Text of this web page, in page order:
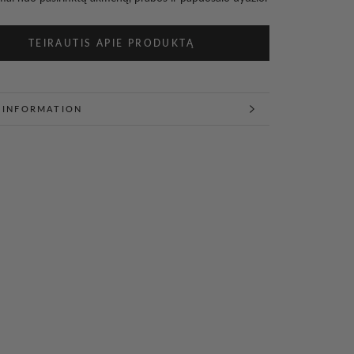
TEIRAUTIS APIE PRODUKTĄ
INFORMATION